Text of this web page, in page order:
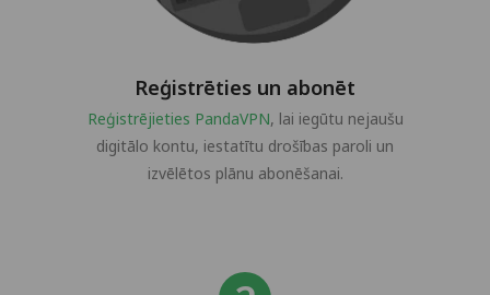
Reģistrēties un abonēt
Reģistrējieties PandaVPN, lai iegūtu nejaušu
digitālo kontu, iestatītu drošības paroli un
izvēlētos plānu abonēšanai.